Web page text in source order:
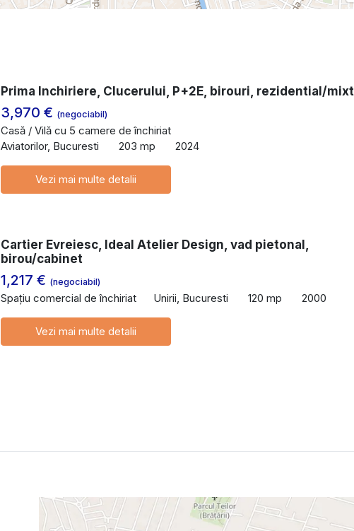
Prima Inchiriere, Clucerului, P+2E, birouri, rezidential/mixt
3,970 € (negociabil)
Casă / Vilă cu 5 camere de închiriat
Aviatorilor, Bucuresti
203 mp 2024
Vezi mai multe detalii
Cartier Evreiesc, Ideal Atelier Design, vad pietonal,
birou/cabinet
1,217 € (negociabil)
Spațiu comercial de închiriat Unirii, Bucuresti 120 mp 2000
Vezi mai multe detalii